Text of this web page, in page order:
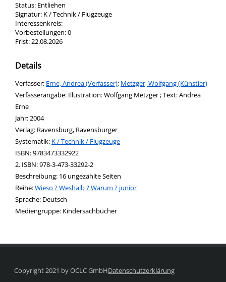
Status: Entliehen
Signatur: K / Technik / Flugzeuge
Interessenkreis:
Vorbestellungen:0
Frist:22.08.2026
Details
Verfasser: Suche nach diesem Verfasser
Erne, Andrea (Verfasser); Metzger, Wolfgang (Künstler)
Verfasserangabe: Illustration: Wolfgang Metzger ; Text: Andrea
Erne
Jahr:2004
Verlag: Ravensburg, Ravensburger
opens in new tab
Diesen Link in neuem Tab öffnen
Systematik: Suche nach dieser Systematik
K / Technik / Flugzeuge
Suche nach diesem Interessenskreis
ISBN:9783473332922
2. ISBN:978-3-473-33292-2
Beschreibung: 16 ungezählte Seiten
Reihe:Wieso ? Weshalb ? Warum ? junior
Suche nach dieser Beteiligten Person
Sprache: Deutsch
Mediengruppe: Kindersachbücher
Copyright 2021 by OCLC GmbHDatenschutzerklärung